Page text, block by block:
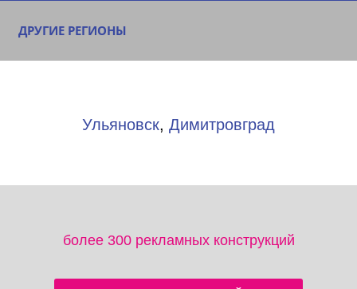
ДРУГИЕ РЕГИОНЫ
Ульяновск, Димитровград
более 300 рекламных конструкций